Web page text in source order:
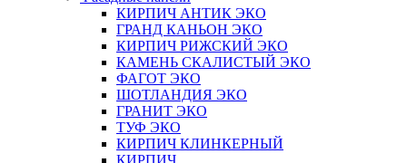
КИРПИЧ АНТИК ЭКО
ГРАНД КАНЬОН ЭКО
КИРПИЧ РИЖСКИЙ ЭКО
КАМЕНЬ СКАЛИСТЫЙ ЭКО
ФАГОТ ЭКО
ШОТЛАНДИЯ ЭКО
ГРАНИТ ЭКО
ТУФ ЭКО
КИРПИЧ КЛИНКЕРНЫЙ
КИРПИЧ